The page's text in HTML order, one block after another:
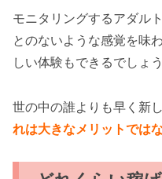
モニタリングするアダル
とのないような感覚を味
しい体験もできるでしょう
世の中の誰よりも早く新
れは大きなメリットでは